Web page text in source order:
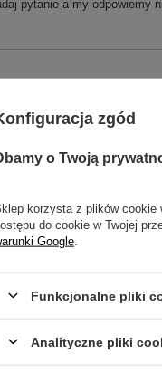
pytanie a my odpowiemy
zgód
o Twoją
korzysta z plików cookie
do cookie w Twojej
Google
Funkcjonalne pliki
Analityczne pliki